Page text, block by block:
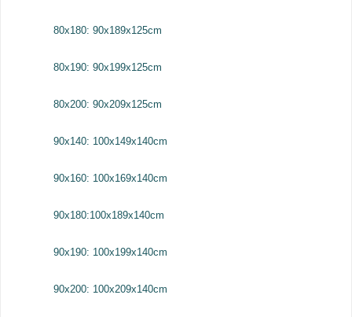
80x180: 90x189x125cm
80x190: 90x199x125cm
80x200: 90x209x125cm
90x140: 100x149x140cm
90x160: 100x169x140cm
90x180:100x189x140cm
90x190: 100x199x140cm
90x200: 100x209x140cm